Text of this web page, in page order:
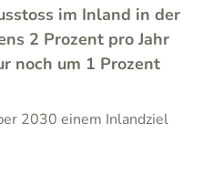
im Inland in der
2 Prozent pro Jahr
noch um 1 Prozent
2030 einem Inlandziel